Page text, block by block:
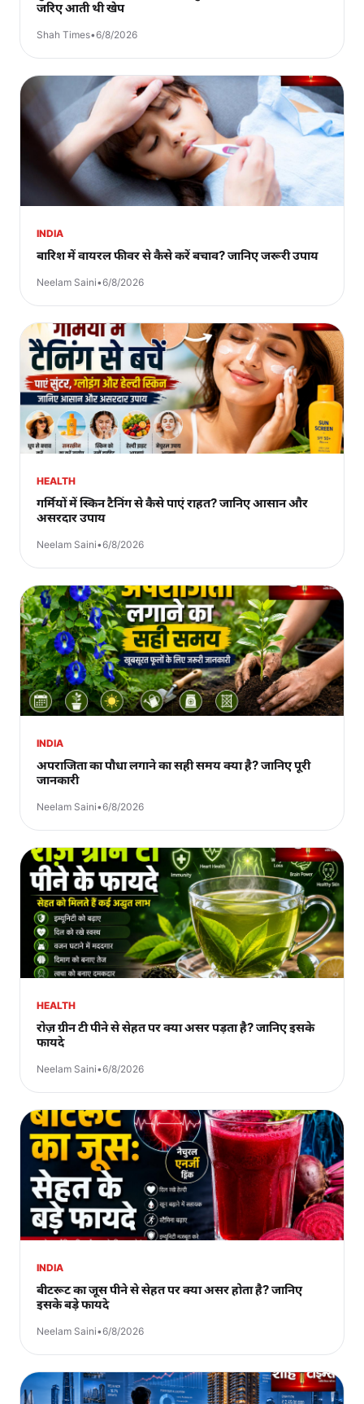
जरिए आती थी खेप
Shah Times•6/8/2026
INDIA
बारिश में वायरल फीवर से कैसे करें बचाव? जानिए जरूरी उपाय
Neelam Saini•6/8/2026
HEALTH
गर्मियों में स्किन टैनिंग से कैसे पाएं राहत? जानिए आसान और
असरदार उपाय
Neelam Saini•6/8/2026
INDIA
अपराजिता का पौधा लगाने का सही समय क्या है? जानिए पूरी
जानकारी
Neelam Saini•6/8/2026
HEALTH
रोज़ ग्रीन टी पीने से सेहत पर क्या असर पड़ता है? जानिए इसके
फायदे
Neelam Saini•6/8/2026
INDIA
बीटरूट का जूस पीने से सेहत पर क्या असर होता है? जानिए
इसके बड़े फायदे
Neelam Saini•6/8/2026